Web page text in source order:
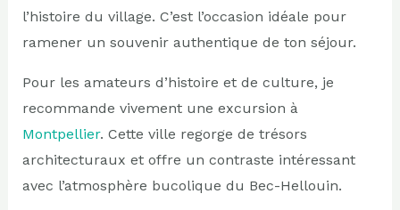
l’histoire du village. C’est l’occasion idéale pour
ramener un souvenir authentique de ton séjour.
Pour les amateurs d’histoire et de culture, je
recommande vivement une excursion à
Montpellier. Cette ville regorge de trésors
architecturaux et offre un contraste intéressant
avec l’atmosphère bucolique du Bec-Hellouin.